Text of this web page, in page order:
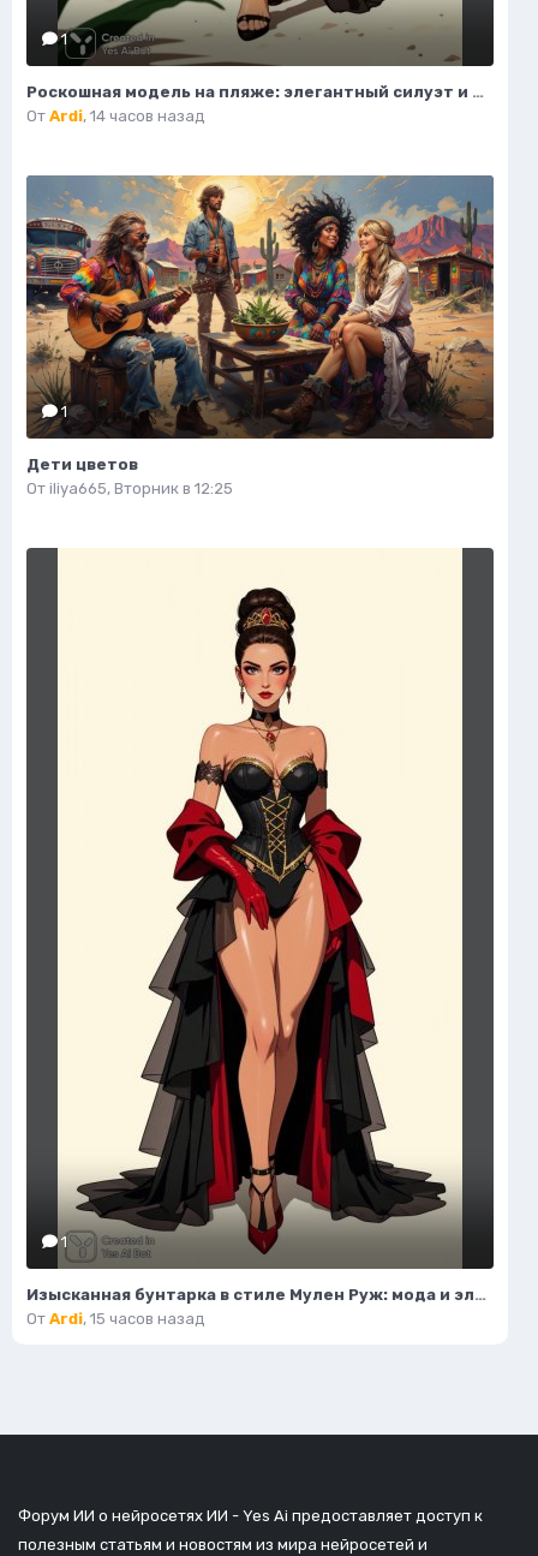
1
Роскошная модель на пляже: элегантный силуэт и изысканный стиль. Картинка из нейросети Flux.1
От Ardi, 14 часов назад
1
Дети цветов
От iliya665, Вторник в 12:25
1
Изысканная бунтарка в стиле Мулен Руж: мода и элегантность. Генерация из нейронной сети Flux Ai
От Ardi, 15 часов назад
Форум ИИ о нейросетях ИИ - Yes Ai предоставляет доступ к
полезным статьям и новостям из мира нейросетей и